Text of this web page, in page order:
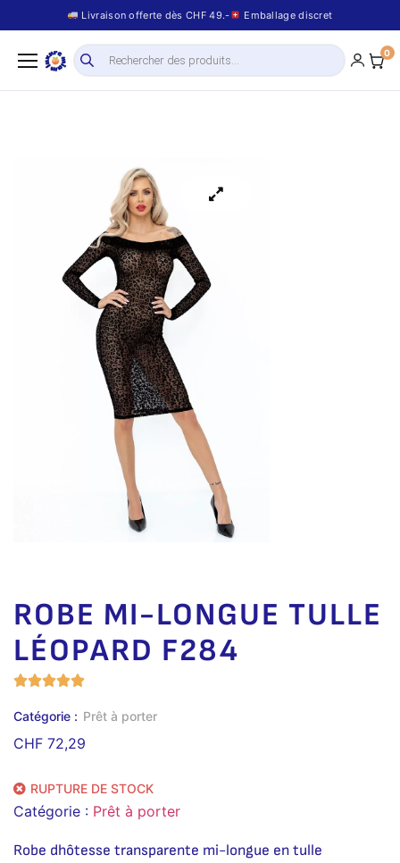
Livraison offerte dès CHF 49.- Emballage discret
0
ROBE MI-LONGUE TULLE
LÉOPARD F284
Catégorie : Prêt à porter
CHF 72,29
RUPTURE DE STOCK
Catégorie : Prêt à porter
Robe dhôtesse transparente mi-longue en tulle